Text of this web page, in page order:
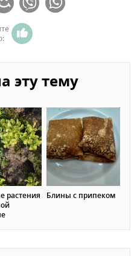
эту тему
растения
Блины с припеком